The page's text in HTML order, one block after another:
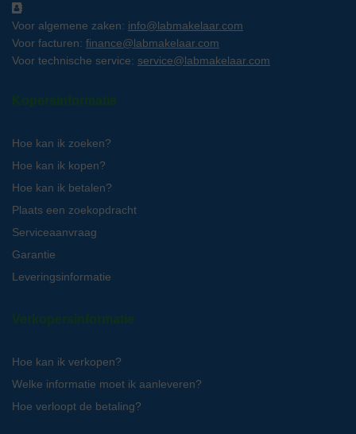
Voor algemene zaken: info@labmakelaar.com
Voor facturen: finance@labmakelaar.com
Voor technische service: service@labmakelaar.com
Kopersinformatie
Hoe kan ik zoeken?
Hoe kan ik kopen?
Hoe kan ik betalen?
Plaats een zoekopdracht
Serviceaanvraag
Garantie
Leveringsinformatie
Verkopersinformatie
Hoe kan ik verkopen?
Welke informatie moet ik aanleveren?
Hoe verloopt de betaling?